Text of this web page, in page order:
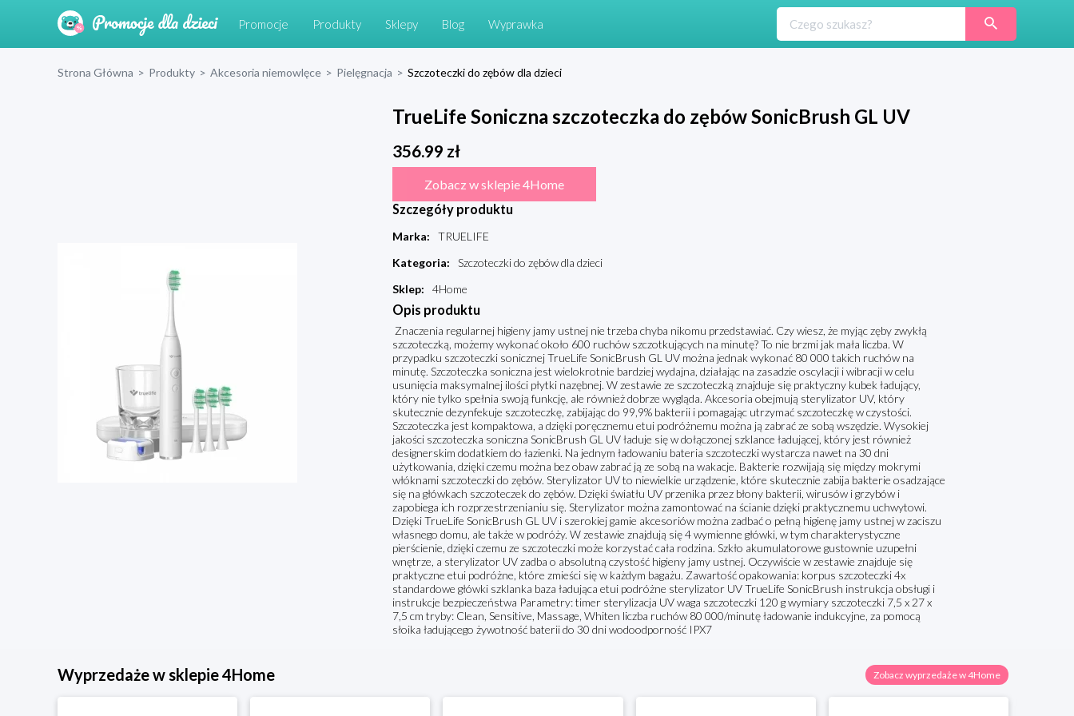
Promocje Produkty Sklepy Blog Wyprawka
Strona Główna > Produkty > Akcesoria niemowlęce > Pielęgnacja > Szczoteczki do zębów dla dzieci
TrueLife Soniczna szczoteczka do zębów SonicBrush GL UV
356.99 zł
Zobacz w sklepie 4Home
Szczegóły produktu
Marka:
TRUELIFE
Kategoria:
Szczoteczki do zębów dla dzieci
Sklep: 4Home
Opis produktu
Znaczenia regularnej higieny jamy ustnej nie trzeba chyba nikomu przedstawiać. Czy wiesz, że myjąc zęby zwykłą
szczoteczką, możemy wykonać około 600 ruchów szczotkujących na minutę? To nie brzmi jak mała liczba. W
przypadku szczoteczki sonicznej TrueLife SonicBrush GL UV można jednak wykonać 80 000 takich ruchów na
minutę. Szczoteczka soniczna jest wielokrotnie bardziej wydajna, działając na zasadzie oscylacji i wibracji w celu
usunięcia maksymalnej ilości płytki nazębnej. W zestawie ze szczoteczką znajduje się praktyczny kubek ładujący,
który nie tylko spełnia swoją funkcję, ale również dobrze wygląda. Akcesoria obejmują sterylizator UV, który
skutecznie dezynfekuje szczoteczkę, zabijając do 99,9% bakterii i pomagając utrzymać szczoteczkę w czystości.
Szczoteczka jest kompaktowa, a dzięki poręcznemu etui podróżnemu można ją zabrać ze sobą wszędzie. Wysokiej
jakości szczoteczka soniczna SonicBrush GL UV ładuje się w dołączonej szklance ładującej, który jest również
designerskim dodatkiem do łazienki. Na jednym ładowaniu bateria szczoteczki wystarcza nawet na 30 dni
użytkowania, dzięki czemu można bez obaw zabrać ją ze sobą na wakacje. Bakterie rozwijają się między mokrymi
włóknami szczoteczki do zębów. Sterylizator UV to niewielkie urządzenie, które skutecznie zabija bakterie osadzające
się na główkach szczoteczek do zębów. Dzięki światłu UV przenika przez błony bakterii, wirusów i grzybów i
zapobiega ich rozprzestrzenianiu się. Sterylizator można zamontować na ścianie dzięki praktycznemu uchwytowi.
Dzięki TrueLife SonicBrush GL UV i szerokiej gamie akcesoriów można zadbać o pełną higienę jamy ustnej w zaciszu
własnego domu, ale także w podróży. W zestawie znajdują się 4 wymienne główki, w tym charakterystyczne
pierścienie, dzięki czemu ze szczoteczki może korzystać cała rodzina. Szkło akumulatorowe gustownie uzupełni
wnętrze, a sterylizator UV zadba o absolutną czystość higieny jamy ustnej. Oczywiście w zestawie znajduje się
praktyczne etui podróżne, które zmieści się w każdym bagażu. Zawartość opakowania: korpus szczoteczki 4x
standardowe główki szklanka baza ładująca etui podróżne sterylizator UV TrueLife SonicBrush instrukcja obsługi i
instrukcje bezpieczeństwa Parametry: timer sterylizacja UV waga szczoteczki 120 g wymiary szczoteczki 7,5 x 27 x
7,5 cm tryby: Clean, Sensitive, Massage, Whiten liczba ruchów 80 000/minutę ładowanie indukcyjne, za pomocą
słoika ładującego żywotność baterii do 30 dni wodoodporność IPX7
Wyprzedaże w sklepie 4Home Zobacz wyprzedaże w 4Home